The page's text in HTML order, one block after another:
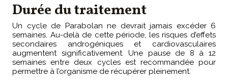
Durée du traitement
Un cycle de Parabolan ne devrait jamais excéder 6
semaines. Au-delà de cette période, les risques d’effets
secondaires androgéniques et cardiovasculaires
augmentent significativement. Une pause de 8 à 12
semaines entre deux cycles est recommandée pour
permettre à l’organisme de récupérer pleinement.